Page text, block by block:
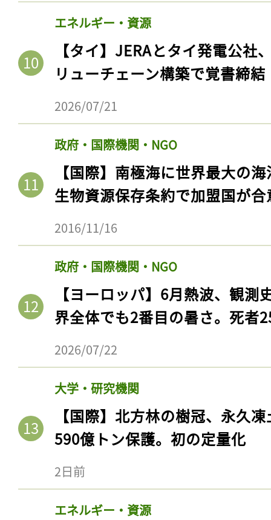
エネルギー・資源
【タイ】JERAとタイ発電公社
リューチェーン構築で覚書締結
2026/07/21
政府・国際機関・NGO
【国際】南極海に世界最大の
生物資源保存条約で加盟国が合
2016/11/16
政府・国際機関・NGO
【ヨーロッパ】6月熱波、観
界全体でも2番目の暑さ。死者
2026/07/22
大学・研究機関
【国際】北方林の樹冠、永久
590億トン保護。初の定量化
2日前
エネルギー・資源